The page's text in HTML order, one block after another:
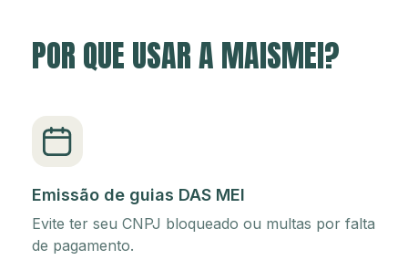
POR QUE USAR A MAISMEI?
Emissão de guias DAS MEI
Evite ter seu CNPJ bloqueado ou multas por falta
de pagamento.